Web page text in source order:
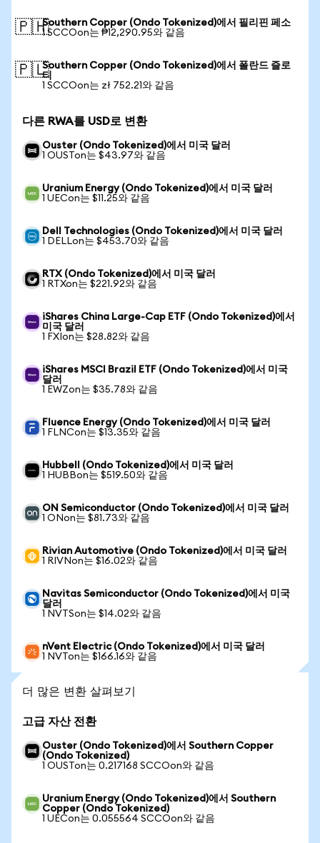
🇵🇭Southern Copper (Ondo Tokenized)에서 필리핀 페소
1 SCCOon는 ₱12,290.95와 같음
🇵🇱Southern Copper (Ondo Tokenized)에서 폴란드 즐로
티
1 SCCOon는 zł 752.21와 같음
다른 RWA를 USD로 변환
Ouster (Ondo Tokenized)에서 미국 달러
1 OUSTon는 $43.97와 같음
Uranium Energy (Ondo Tokenized)에서 미국 달러
1 UECon는 $11.25와 같음
Dell Technologies (Ondo Tokenized)에서 미국 달러
1 DELLon는 $453.70와 같음
RTX (Ondo Tokenized)에서 미국 달러
1 RTXon는 $221.92와 같음
iShares China Large-Cap ETF (Ondo Tokenized)에서
미국 달러
1 FXIon는 $28.82와 같음
iShares MSCI Brazil ETF (Ondo Tokenized)에서 미국
달러
1 EWZon는 $35.78와 같음
Fluence Energy (Ondo Tokenized)에서 미국 달러
1 FLNCon는 $13.35와 같음
Hubbell (Ondo Tokenized)에서 미국 달러
1 HUBBon는 $519.50와 같음
ON Semiconductor (Ondo Tokenized)에서 미국 달러
1 ONon는 $81.73와 같음
Rivian Automotive (Ondo Tokenized)에서 미국 달러
1 RIVNon는 $16.02와 같음
Navitas Semiconductor (Ondo Tokenized)에서 미국
달러
1 NVTSon는 $14.02와 같음
nVent Electric (Ondo Tokenized)에서 미국 달러
1 NVTon는 $166.16와 같음
더 많은 변환 살펴보기
고급 자산 전환
Ouster (Ondo Tokenized)에서 Southern Copper
(Ondo Tokenized)
1 OUSTon는 0.217168 SCCOon와 같음
Uranium Energy (Ondo Tokenized)에서 Southern
Copper (Ondo Tokenized)
1 UECon는 0.055564 SCCOon와 같음